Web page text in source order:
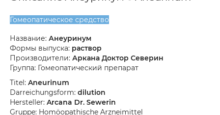
Гомеопатическое средство
Название: Анеуринум
Формы выпуска: раствор
Производители: Аркана Доктор Северин
Группа: Гомеопатический препарат
Titel: Aneurinum
Darreichungsform: dilution
Hersteller: Arcana Dr. Sewerin
Gruppe: Homöopathische Arzneimittel